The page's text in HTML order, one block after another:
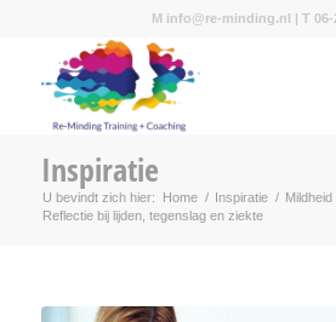
M info@re-minding.nl | T 06-
Inspiratie
U bevindt zich hier: Home / Inspiratie /
Reflectie bij lijden, tegenslag en ziekte